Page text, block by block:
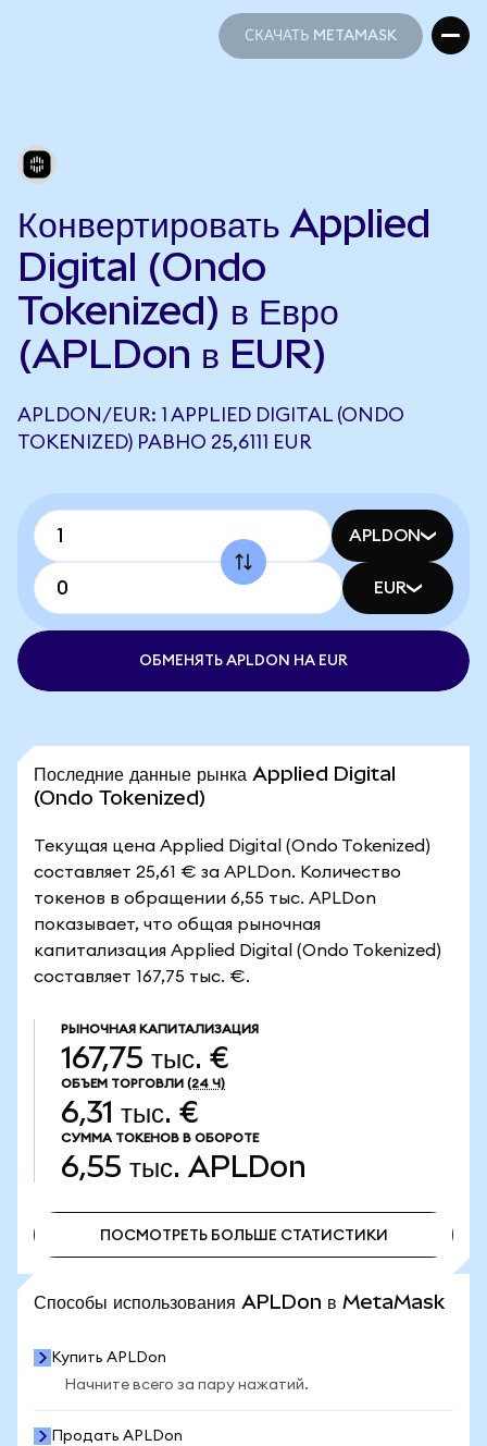
СКАЧАТЬ METAMASK
Конвертировать Applied
Digital (Ondo
Tokenized) в Евро
(APLDon в EUR)
APLDON/EUR: 1 APPLIED DIGITAL (ONDO
TOKENIZED) РАВНО 25,6111 EUR
APLDON
EUR
ОБМЕНЯТЬ APLDON НА EUR
Последние данные рынка Applied Digital
(Ondo Tokenized)
Текущая цена Applied Digital (Ondo Tokenized)
составляет 25,61 € за APLDon. Количество
токенов в обращении 6,55 тыс. APLDon
показывает, что общая рыночная
капитализация Applied Digital (Ondo Tokenized)
составляет 167,75 тыс. €.
РЫНОЧНАЯ КАПИТАЛИЗАЦИЯ
167,75 тыс. €
ОБЪЕМ ТОРГОВЛИ (24 Ч)
6,31 тыс. €
СУММА ТОКЕНОВ В ОБОРОТЕ
6,55 тыс. APLDon
ПОСМОТРЕТЬ БОЛЬШЕ СТАТИСТИКИ
Способы использования APLDon в MetaMask
Купить APLDon
Начните всего за пару нажатий.
Продать APLDon